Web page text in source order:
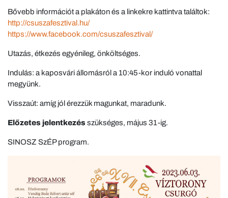
Bővebb információt a plakáton és a linkekre kattintva találtok:
http://csuszafesztival.hu/
https://www.facebook.com/csuszafesztival/
Utazás, étkezés egyénileg, önköltséges.
Indulás: a kaposvári állomásról a 10:45-kor induló vonattal
megyünk.
Visszaút: amíg jól érezzük magunkat, maradunk.
Előzetes jelentkezésszükséges, május 31-ig.
SINOSZ SzÉP program.